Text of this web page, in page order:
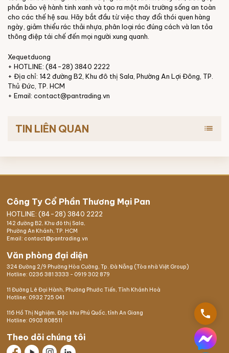
phần bảo vệ hành tinh xanh và tạo ra một môi trường sống an toàn
cho các thế hệ sau. Hãy bắt đầu từ việc thay đổi thói quen hàng
ngày, giảm thiểu rác thải nhựa, phân loại rác đúng cách và lan tỏa
thông điệp tái chế đến mọi người xung quanh.
Xequetduong
+ HOTLINE: (84-28) 3840 2222
+ Địa chỉ: 142 đường B2, Khu đô thị Sala, Phường An Lợi Đông, TP.
Thủ Đức, TP. HCM
+ Email: contact@pantrading.vn
TIN LIÊN QUAN list
Công Ty Cổ Phần Thương Mại Pan
HOTLINE: (84-28) 3840 2222
142 đường B2, Khu đô thị Sala,
Phường An Khánh, TP. HCM
Email: contact@pantrading.vn
Văn phòng đại diện
324 Đường 2/9 Phường Hòa Cường, Tp. Đà Nẵng (Tòa nhà Việt Group)
Hotline: 0236 381 3333 - 0919 302 879
11 Đường Lê Đại Hành, Phường Phước Tiến, Tỉnh Khánh Hoà
Hotline: 0932 725 041
116 Hồ Thị Nghiệm, Đặc khu Phú Quốc, tỉnh An Giang
Hotline: 0903 808511
Theo dõi chúng tôi
phone